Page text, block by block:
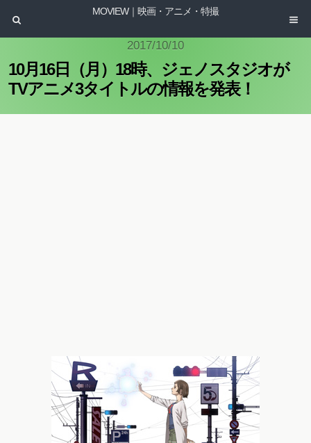
MOVIEW｜映画・アニメ・特撮
2017/10/10
10月16日（月）18時、ジェノスタジオが
TVアニメ3タイトルの情報を発表！